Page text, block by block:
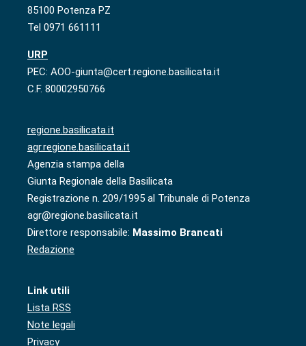
85100 Potenza PZ
Tel 0971 661111
URP
PEC: AOO-giunta@cert.regione.basilicata.it
C.F. 80002950766
regione.basilicata.it
agr.regione.basilicata.it
Agenzia stampa della
Giunta Regionale della Basilicata
Registrazione n. 209/1995 al Tribunale di Potenza
agr@regione.basilicata.it
Direttore responsabile: Massimo Brancati
Redazione
Link utili
Lista RSS
Note legali
Privacy